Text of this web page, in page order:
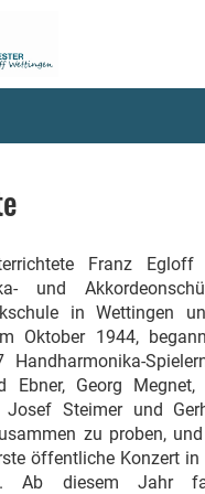
Franz Egloff
und
in Wettingen
Oktober 1944,
Ebner, Georg
Josef Steimer und
zu proben,
öffentliche Konzert in
Ab diesem Jahr